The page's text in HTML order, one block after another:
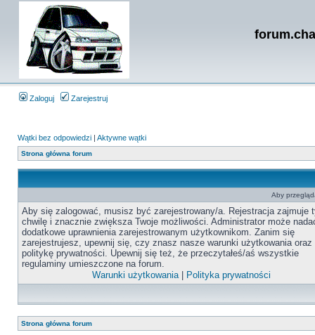
Zaloguj Zarejestruj
Wątki bez odpowiedzi | Aktywne wątki
Strona główna forum
Aby
Aby się zalogować, musisz być zarejestrowany/a. Rejestracja zajmuje
chwilę i znacznie zwiększa Twoje możliwości. Administrator może
dodatkowe uprawnienia zarejestrowanym użytkownikom. Zanim się
zarejestrujesz, upewnij się, czy znasz nasze warunki użytkowania oraz
politykę prywatności. Upewnij się też, że przeczytałeś/aś wszystkie
regulaminy umieszczone na forum.
Warunki użytkowania| Polityka prywatności
Strona główna forum